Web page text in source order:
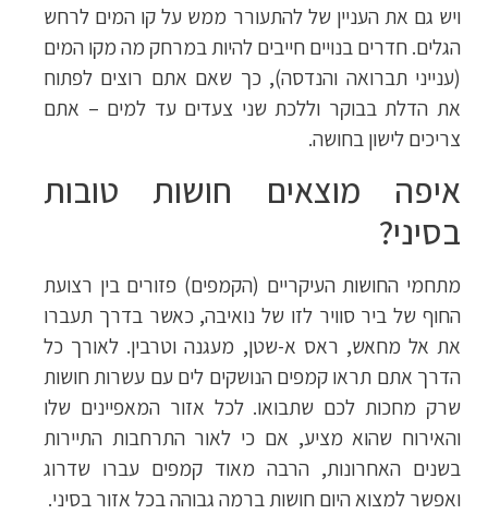
ויש גם את העניין של להתעורר ממש על קו המים לרחש
הגלים. חדרים בנויים חייבים להיות במרחק מה מקו המים
(ענייני תברואה והנדסה), כך שאם אתם רוצים לפתוח
את הדלת בבוקר וללכת שני צעדים עד למים – אתם
צריכים לישון בחושה.
איפה מוצאים חושות טובות
בסיני?
מתחמי החושות העיקריים (הקמפים) פזורים בין רצועת
החוף של ביר סוויר לזו של נואיבה, כאשר בדרך תעברו
את אל מחאש, ראס א-שטן, מעגנה וטרבין. לאורך כל
הדרך אתם תראו קמפים הנושקים לים עם עשרות חושות
שרק מחכות לכם שתבואו. לכל אזור המאפיינים שלו
והאירוח שהוא מציע, אם כי לאור התרחבות התיירות
בשנים האחרונות, הרבה מאוד קמפים עברו שדרוג
ואפשר למצוא היום חושות ברמה גבוהה בכל אזור בסיני.